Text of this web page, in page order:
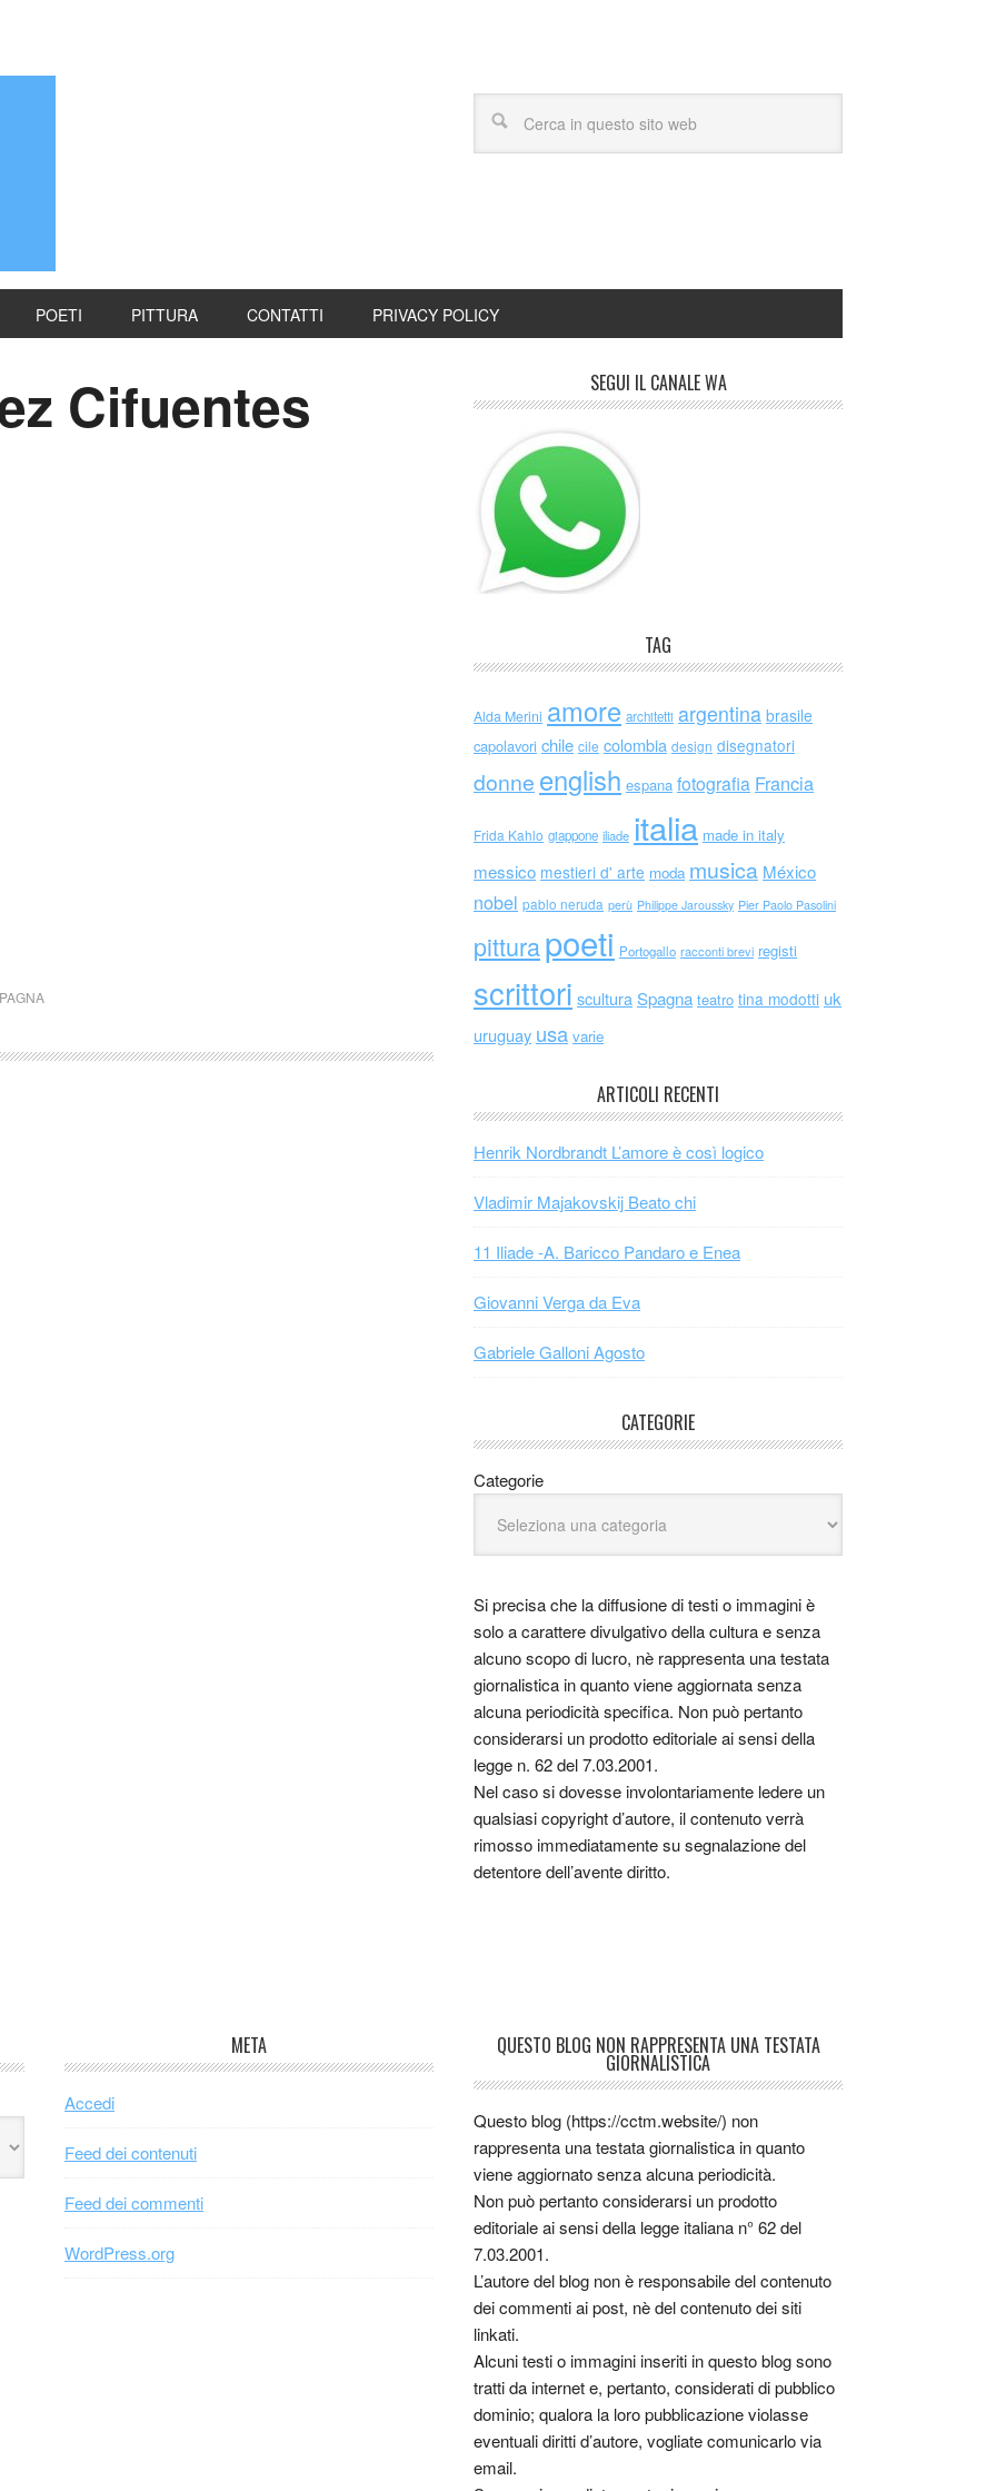
POETI PITTURA CONTATTI PRIVACY POLICY
Cifuentes
SEGUI IL CANALE WA
TAG
Alda Merini amore architetti argentina brasile
capolavori chile cile colombia design disegnatori
donne english espana fotografia Francia
Frida Kahlo giappone iliade italia made in italy
messico mestieri d' arte moda musica México
nobel pablo neruda perù Philippe Jaroussky Pier Paolo Pasolini
pitturapoeti Portogallo racconti brevi registi
scrittori scultura Spagna teatro tina modotti uk
uruguay usa varie
ARTICOLI RECENTI
Henrik Nordbrandt L’amore è così logico
Vladimir Majakovskij Beato chi
11 Iliade -A. Baricco Pandaro e Enea
Giovanni Verga da Eva
Gabriele Galloni Agosto
CATEGORIE
Categorie
Si precisa che la diffusione di testi o immagini è
solo a carattere divulgativo della cultura e senza
alcuno scopo di lucro, nè rappresenta una testata
giornalistica in quanto viene aggiornata senza
alcuna periodicità specifica. Non può pertanto
considerarsi un prodotto editoriale ai sensi della
legge n. 62 del 7.03.2001.
Nel caso si dovesse involontariamente ledere un
qualsiasi copyright d’autore, il contenuto verrà
rimosso immediatamente su segnalazione del
detentore dell’avente diritto.
META
Accedi
Feed dei contenuti
Feed dei commenti
WordPress.org
QUESTO BLOG NON RAPPRESENTA UNA TESTATA
GIORNALISTICA
Questo blog (https://cctm.website/) non
rappresenta una testata giornalistica in quanto
viene aggiornato senza alcuna periodicità.
Non può pertanto considerarsi un prodotto
editoriale ai sensi della legge italiana n° 62 del
7.03.2001.
L’autore del blog non è responsabile del contenuto
dei commenti ai post, nè del contenuto dei siti
linkati.
Alcuni testi o immagini inseriti in questo blog sono
tratti da internet e, pertanto, considerati di pubblico
dominio; qualora la loro pubblicazione violasse
eventuali diritti d’autore, vogliate comunicarlo via
email.